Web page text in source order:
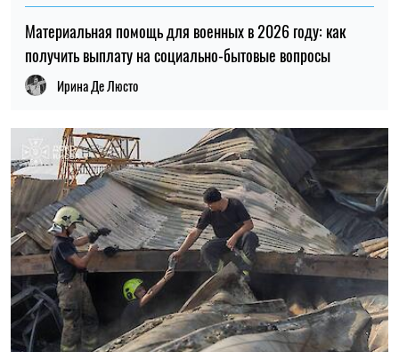
20:27, 06.08.2026
товаров и роста цен в Украине
Николай Потика